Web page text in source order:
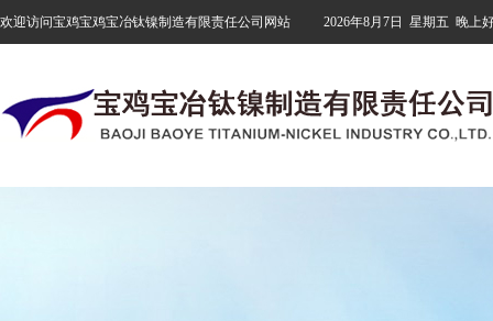
欢迎访问宝鸡宝鸡宝冶钛镍制造有限责任公司网站 2026年8月7日 星期五 晚上